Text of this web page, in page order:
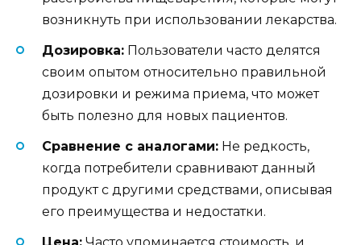
возникнуть при использовании лекарства.
Дозировка: Пользователи часто делятся
своим опытом относительно правильной
дозировки и режима приема, что может
быть полезно для новых пациентов.
Сравнение с аналогами: Не редкость,
когда потребители сравнивают данный
продукт с другими средствами, описывая
его преимущества и недостатки.